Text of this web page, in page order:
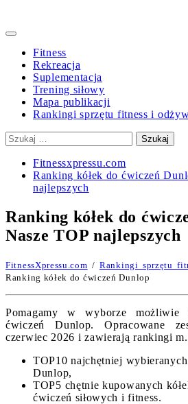
Primary
Fitness
Rekreacja
Suplementacja
Trening siłowy
Mapa publikacji
Rankingi sprzętu fitness i
Szukaj:
Fitnessxpressu.com
Ranking kółek do ćwiczeń
najlepszych
Ranking kółek do
Nasze TOP najlepszych
FitnessXpressu.com / Rankingi sprzętu
Ranking kółek do ćwiczeń Dunlop
Pomagamy w wyborze możliwie
ćwiczeń Dunlop. Opracowane
czerwiec 2026 i zawierają rankingi
TOP10 najchętniej
Dunlop,
TOP5 chętnie kupowanych
ćwiczeń siłowych i fitness.